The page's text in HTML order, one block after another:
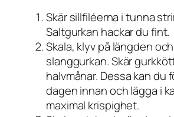
Skär sillfiléerna i tunna
Saltgurkan hackar du fint.
Skala, klyv på längden
slanggurkan. Skär
halvmånar. Dessa kan du
dagen innan och lägga i
maximal krispighet.